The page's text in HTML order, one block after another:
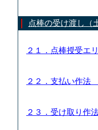
点棒の受け渡し（
２１．点棒授受エ
２２．支払い作法
２３．受け取り作